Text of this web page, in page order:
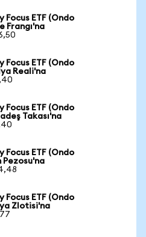
Focus ETF (Ondo
Frangı'na
Focus ETF (Ondo
Reali'na
Focus ETF (Ondo
Takası'na
Focus ETF (Ondo
Pezosu'na
Focus ETF (Ondo
Zlotisi'na